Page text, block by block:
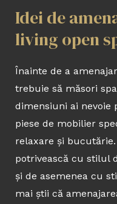
Idei de
living open
Înainte de a
trebuie să măsori
dimensiuni ai
piese de mobilier
relaxare și
potrivească cu stilul
și de asemenea cu
mai știi că